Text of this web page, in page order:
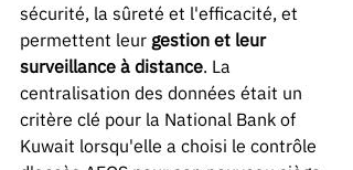
sécurité, la sûreté et l'efficacité, et
permettent leur gestion et leur
surveillance à distance. La
centralisation des données était un
critère clé pour la National Bank of
Kuwait lorsqu'elle a choisi le contrôle